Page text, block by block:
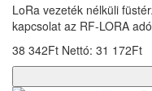
LoRa vezeték nélküli
kapcsolat az RF-LORA
38 342Ft Nettó: 31 172Ft